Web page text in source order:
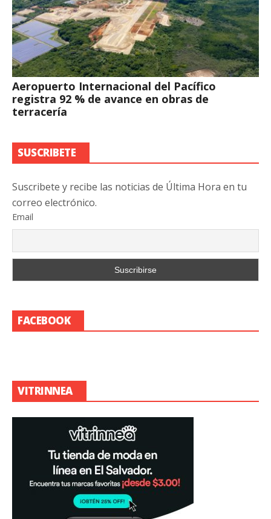
Aeropuerto Internacional del Pacífico
registra 92 % de avance en obras de
terracería
SUSCRIBETE
Suscribete y recibe las noticias de Última Hora en tu
correo electrónico.
Email
FACEBOOK
VITRINNEA